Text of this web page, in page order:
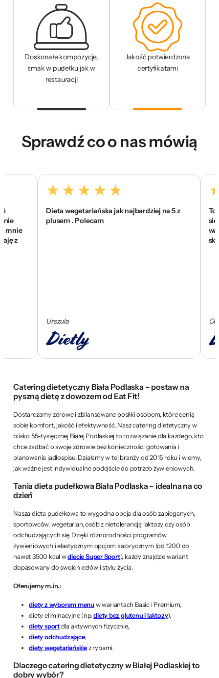
Doskonałe kompozycje,
smak w pudełku jak w
restauracji
Jakość potwierdzona
certyfikatami
Sprawdź co o nas mówią
Dieta wegetariańska jak najbardziej na 5 z
plusem . Polecam
Urszula
To
się
wam
Cezary
Catering dietetyczny Biała Podlaska – postaw na
pyszną dietę z dowozem od Eat Fit!
Dostarczamy zdrowe i zbilansowane posiłki osobom, które cenią
sobie komfort, jakość i efektywność. Nasz catering dietetyczny w
blisko 55-tysięcznej Białej Podlaskiej to rozwiązanie dla każdego, kto
chce zadbać o swoje zdrowie bez konieczności gotowania i
planowania jadłospisu. Działamy w tej branży od 2015 roku i wiemy,
jak ważne jest indywidualne podejście do potrzeb żywieniowych.
Tania dieta pudełkowa Biała Podlaska – idealna na co
dzień
Nasza dieta pudełkowa to wygodna opcja dla osób zabieganych,
sportowców, wegetarian, osób z nietolerancją laktozy czy osób
odchudzających się. Dzięki różnorodności programów
żywieniowych i elastycznym opcjom kalorycznym (od 1200 do
nawet 3500 kcal wdiecie Super Sport), każdy znajdzie wariant
dopasowany do swoich celów i stylu życia.
Oferujemy m.in.:
diety z wyborem menu w wariantach Basic i Premium,
diety eliminacyjne (np.diety bez glutenu i laktozy),
diety sportdla aktywnych fizycznie,
diety odchudzające,
diety wegetariańskiez rybami.
Dlaczego catering dietetyczny w Białej Podlaskiej to
dobry wybór?